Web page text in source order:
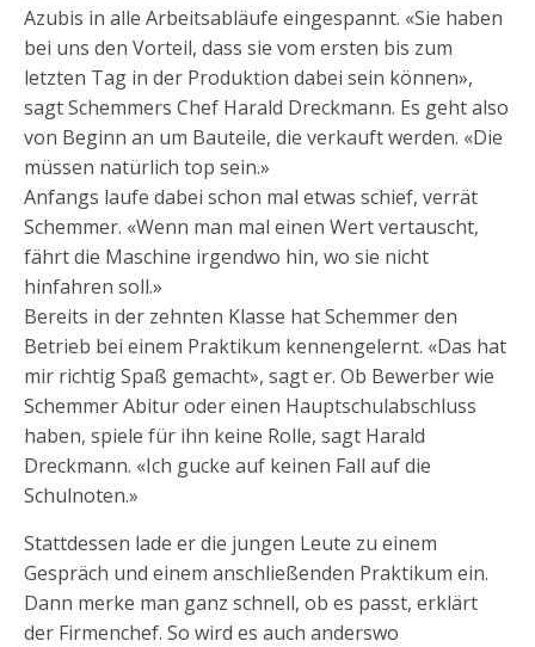
Azubis in alle Arbeitsabläufe eingespannt. «Sie haben
bei uns den Vorteil, dass sie vom ersten bis zum
letzten Tag in der Produktion dabei sein können»,
sagt Schemmers Chef Harald Dreckmann. Es geht also
von Beginn an um Bauteile, die verkauft werden. «Die
müssen natürlich top sein.»
Anfangs laufe dabei schon mal etwas schief, verrät
Schemmer. «Wenn man mal einen Wert vertauscht,
fährt die Maschine irgendwo hin, wo sie nicht
hinfahren soll.»
Bereits in der zehnten Klasse hat Schemmer den
Betrieb bei einem Praktikum kennengelernt. «Das hat
mir richtig Spaß gemacht», sagt er. Ob Bewerber wie
Schemmer Abitur oder einen Hauptschulabschluss
haben, spiele für ihn keine Rolle, sagt Harald
Dreckmann. «Ich gucke auf keinen Fall auf die
Schulnoten.»
Stattdessen lade er die jungen Leute zu einem
Gespräch und einem anschließenden Praktikum ein.
Dann merke man ganz schnell, ob es passt, erklärt
der Firmenchef. So wird es auch anderswo